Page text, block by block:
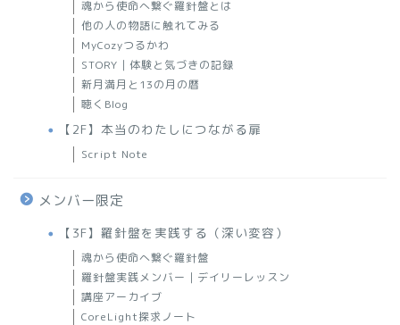
魂から使命へ繋ぐ羅針盤とは
他の人の物語に触れてみる
MyCozyつるかわ
STORY｜体験と気づきの記録
新月満月と13の月の暦
聴くBlog
【2F】本当のわたしにつながる扉
Script Note
メンバー限定
【3F】羅針盤を実践する（深い変容）
魂から使命へ繋ぐ羅針盤
羅針盤実践メンバー｜デイリーレッスン
講座アーカイブ
CoreLight探求ノート